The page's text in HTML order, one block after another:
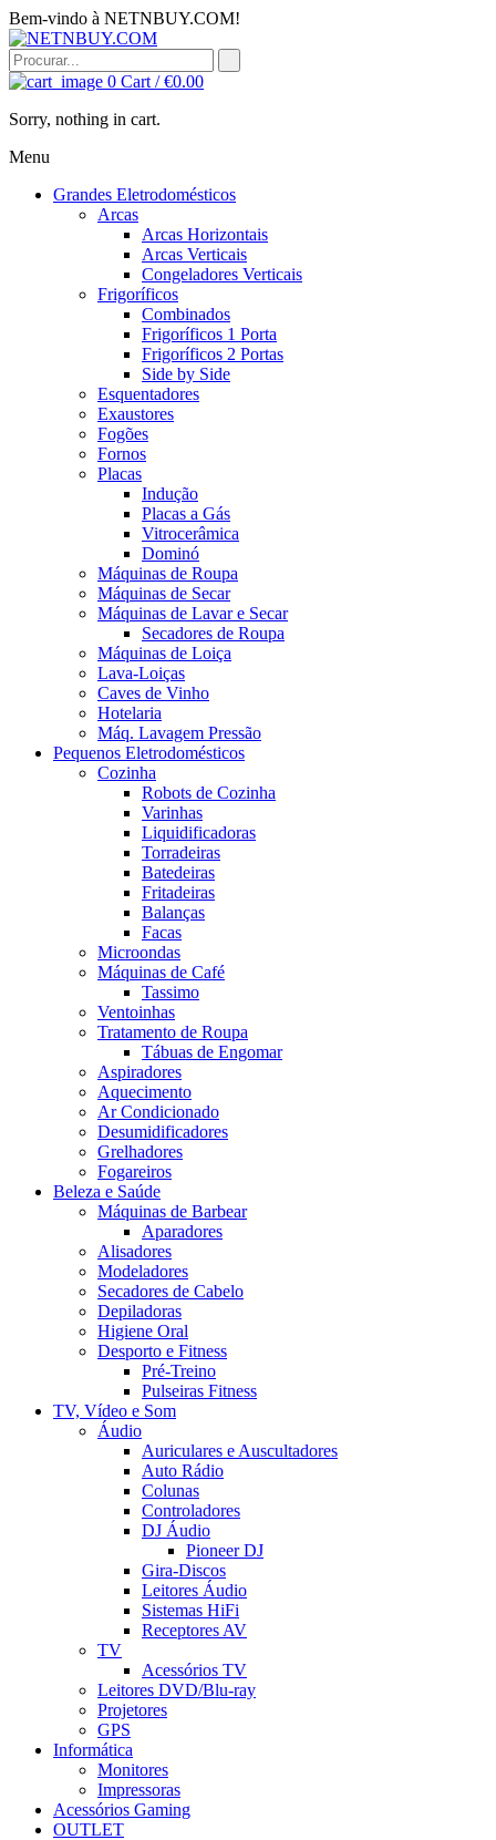
Bem-vindo à NETNBUY.COM!
0 Cart /€0.00
Sorry, nothing in cart.
Menu
Grandes Eletrodomésticos
Arcas
Arcas Horizontais
Arcas Verticais
Congeladores Verticais
Frigoríficos
Combinados
Frigoríficos 1 Porta
Frigoríficos 2 Portas
Side by Side
Esquentadores
Exaustores
Fogões
Fornos
Placas
Indução
Placas a Gás
Vitrocerâmica
Dominó
Máquinas de Roupa
Máquinas de Secar
Máquinas de Lavar e Secar
Secadores de Roupa
Máquinas de Loiça
Lava-Loiças
Caves de Vinho
Hotelaria
Máq. Lavagem Pressão
Pequenos Eletrodomésticos
Cozinha
Robots de Cozinha
Varinhas
Liquidificadoras
Torradeiras
Batedeiras
Fritadeiras
Balanças
Facas
Microondas
Máquinas de Café
Tassimo
Ventoinhas
Tratamento de Roupa
Tábuas de Engomar
Aspiradores
Aquecimento
Ar Condicionado
Desumidificadores
Grelhadores
Fogareiros
Beleza e Saúde
Máquinas de Barbear
Aparadores
Alisadores
Modeladores
Secadores de Cabelo
Depiladoras
Higiene Oral
Desporto e Fitness
Pré-Treino
Pulseiras Fitness
TV, Vídeo e Som
Áudio
Auriculares e Auscultadores
Auto Rádio
Colunas
Controladores
DJ Áudio
Pioneer DJ
Gira-Discos
Leitores Áudio
Sistemas HiFi
Receptores AV
TV
Acessórios TV
Leitores DVD/Blu-ray
Projetores
GPS
Informática
Monitores
Impressoras
Acessórios Gaming
OUTLET